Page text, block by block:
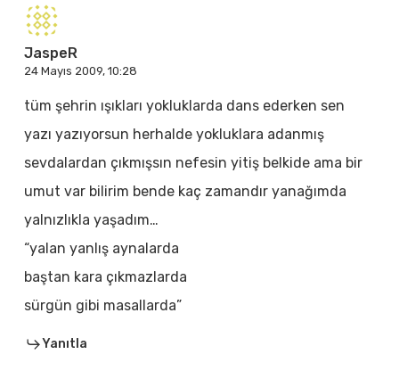
JaspeR
24 Mayıs 2009, 10:28
tüm şehrin ışıkları yokluklarda dans ederken sen
yazı yazıyorsun herhalde yokluklara adanmış
sevdalardan çıkmışsın nefesin yitiş belkide ama bir
umut var bilirim bende kaç zamandır yanağımda
yalnızlıkla yaşadım…
“yalan yanlış aynalarda
baştan kara çıkmazlarda
sürgün gibi masallarda”
Yanıtla